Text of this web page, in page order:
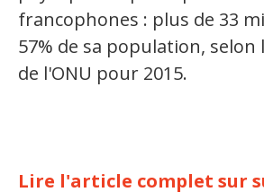
francophones : plus de 33
57% de sa population, selon
de l'ONU pour 2015.
Lire l'article complet sur